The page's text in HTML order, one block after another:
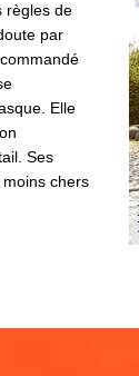
règles de
par
Elle
Ses
chers